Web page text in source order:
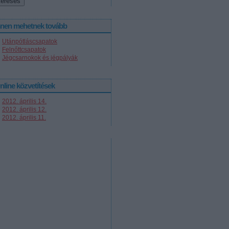
mehetnek tovább
Utánpótláscsapatok
Felnőttcsapatok
Jégcsarnokok és jégpályák
közvetítések
2012. április 14.
2012. április 12.
2012. április 11.